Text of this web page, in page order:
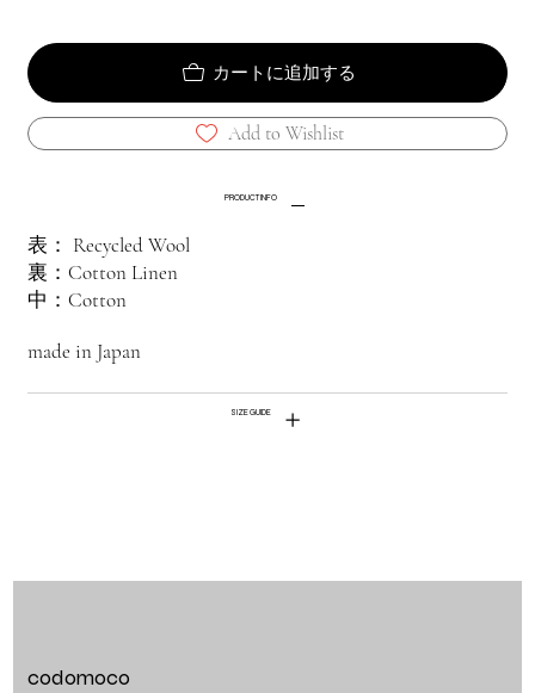
カートに追加する
Add to Wishlist
PRODUCT INFO
表： Recycled Wool
裏：Cotton Linen
中：Cotton
made in Japan
SIZE GUIDE
codomoco